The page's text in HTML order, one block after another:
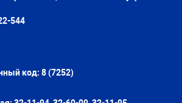
544
код: 8 (7252)